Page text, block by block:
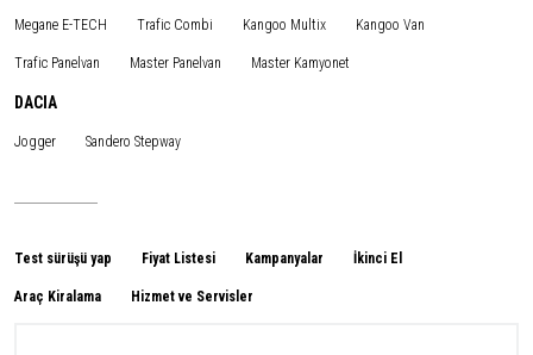
Megane E-TECH Trafic Combi Kangoo Multix Kangoo Van
Trafic Panelvan Master Panelvan Master Kamyonet
DACIA
Jogger Sandero Stepway
Test sürüşü yap Fiyat Listesi Kampanyalar İkinci El
Araç Kiralama Hizmet ve Servisler